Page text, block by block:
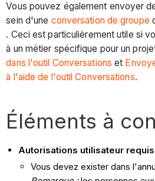
Vous pouvez également envoyer
sein d'une conversation de groupe
. Ceci est particulièrement utile si
à un métier spécifique pour un
dans l'outil Conversations et
à l'aide de l'outil Conversations.
Éléments à
Autorisations utilisateur
Vous devez exister dans